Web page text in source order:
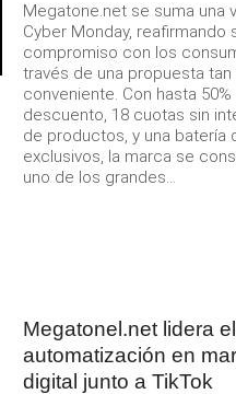
Megatone.net se suma una
Cyber Monday, reafirmando
compromiso con los
través de una propuesta
conveniente. Con hasta 50%
descuento, 18 cuotas sin
de productos, y una batería
exclusivos, la marca se
uno de los grandes...
Megatonel.net lidera
automatización en
digital junto a TikTok